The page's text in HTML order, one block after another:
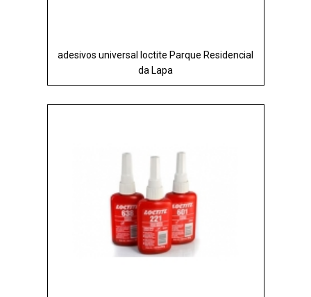
adesivos universal loctite Parque Residencial
da Lapa